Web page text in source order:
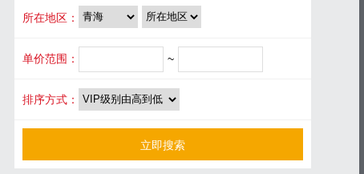
所在地区：
单价范围： ~
排序方式：